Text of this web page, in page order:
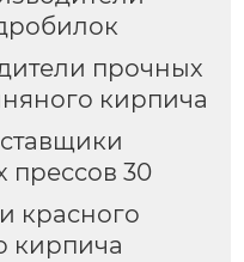
прочных
кирпича
прессов 30
красного
кирпича